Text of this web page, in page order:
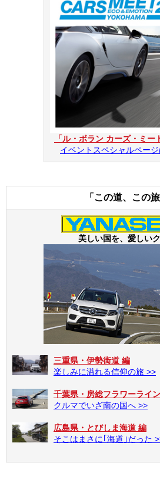
「ル・ボラン カーズ・ミー
イベントスペシャルペー
「この道、この旅
美しい国を、愛しい
三重県・伊勢街道 編
楽しみに溢れる信仰の旅 >>
千葉県・房総フラワーライ
クルマでいざ南の国へ >>
広島県・とびしま海道 編
そこはまさに｢海道｣だった